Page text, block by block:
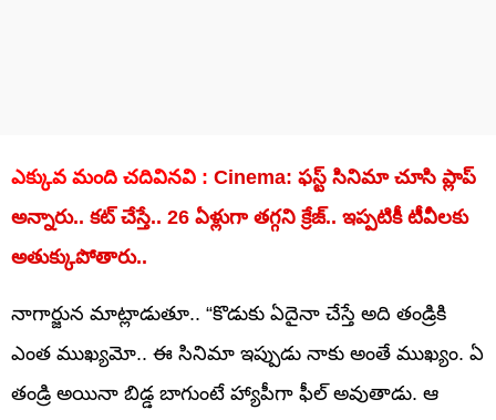
ఎక్కువ మంది చదివినవి : Cinema: ఫస్ట్ సినిమా చూసి ప్లాప్
అన్నారు.. కట్ చేస్తే.. 26 ఏళ్లుగా తగ్గని క్రేజ్.. ఇప్పటికీ టీవీలకు
అతుక్కుపోతారు..
నాగార్జున మాట్లాడుతూ.. “కొడుకు ఏదైనా చేస్తే అది తండ్రికి
ఎంత ముఖ్యమో.. ఈ సినిమా ఇప్పుడు నాకు అంతే ముఖ్యం. ఏ
తండ్రి అయినా బిడ్డ బాగుంటే హ్యాపీగా ఫీల్ అవుతాడు. ఆ